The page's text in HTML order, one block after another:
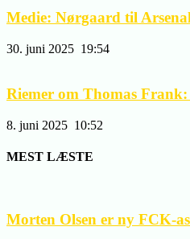
Medie: Nørgaard til
30. juni 2025 19:54
Riemer om Thomas
8. juni 2025 10:52
MEST LÆSTE
Morten Olsen er ny FCK-